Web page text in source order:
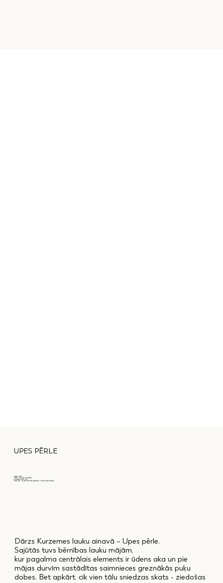
UPES PĒRLE
GADS: 2020
VIETA: SALDUS NOVADS
PLATĪBA: 5000 M2
DIZAINS: MĀRTIŅŠ RŪTENBERGS, ANSIS BIRZNIEKS
Dārzs Kurzemes lauku ainavā – Upes pērle.
Sajūtās tuvs bērnības lauku mājām,
kur pagalma centrālais elements ir ūdens aka un pie
mājas durvīm sastādītas saimnieces greznākās puķu
dobes. Bet apkārt, cik vien tālu sniedzas skats - ziedošas